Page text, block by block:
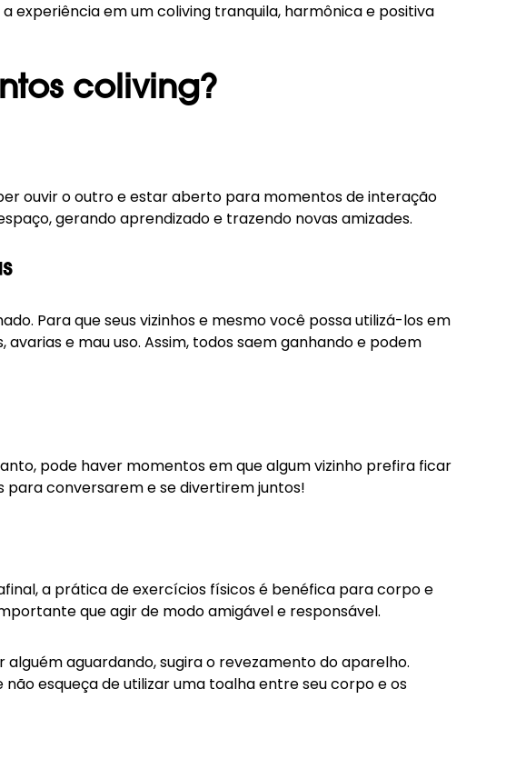
aexperiência em um coliving tranquila, harmônica e positiva
coliving?
ouvir o outro e estar aberto para momentos de interação
gerando aprendizado e trazendo novas amizades.
Para que seus vizinhos e mesmo você possa utilizá-los em
e mau uso. Assim, todos saem ganhando e podem
pode haver momentos em que algum vizinho prefira ficar
conversarem e se divertirem juntos!
a prática de exercícios físicos é benéfica para corpo e
que agir de modo amigável e responsável.
aguardando, sugira o revezamento do aparelho.
esqueça de utilizar uma toalha entre seu corpo e os